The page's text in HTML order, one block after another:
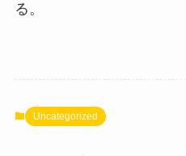
る。
Uncategorized